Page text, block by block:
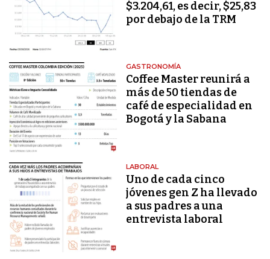
$3.204,61, es decir, $25,83
por debajo de la TRM
GASTRONOMÍA
Coffee Master reunirá a
más de 50 tiendas de
café de especialidad en
Bogotá y la Sabana
LABORAL
Uno de cada cinco
jóvenes gen Z ha llevado
a sus padres a una
entrevista laboral